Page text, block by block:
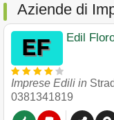
Aziende di
Edil
Imprese Edili in
0381341819